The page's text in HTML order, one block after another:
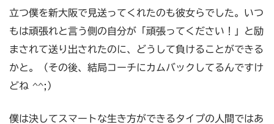
立つ僕を新大阪で見送ってくれたのも彼女らでした。いつ
もは頑張れと言う側の自分が「頑張ってください！」と励
まされて送り出されたのに、どうして負けることができる
かと。（その後、結局コーチにカムバックしてるんですけ
どね ^^;）
僕は決してスマートな生き方ができるタイプの人間ではあ